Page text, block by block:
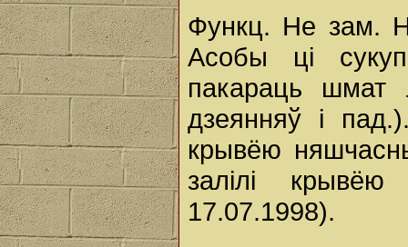
Функц. Не зам.
Асобы ці
пакараць шмат
дзеянняў і
крывёю
залілі
17.07.1998).